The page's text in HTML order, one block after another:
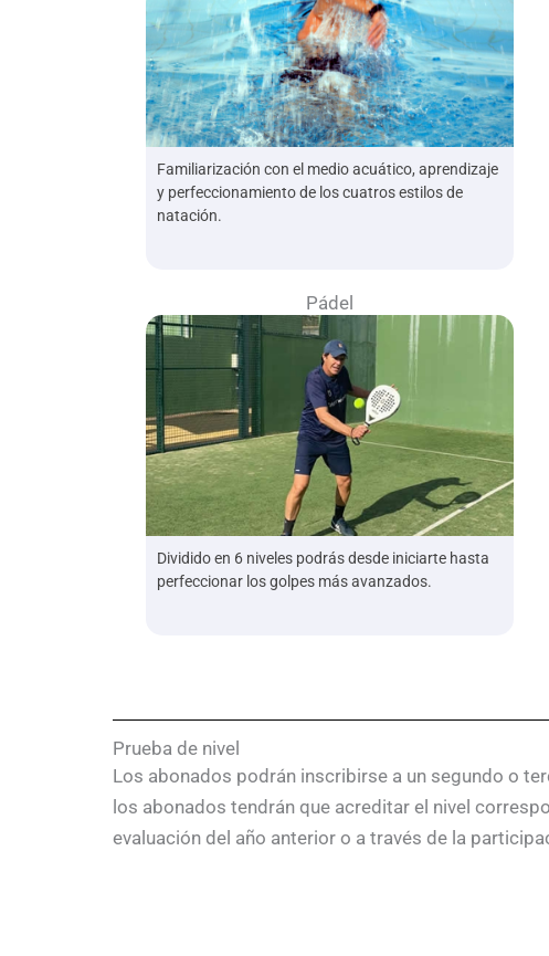
Familiarización con el medio acuático, aprendizaje
y perfeccionamiento de los cuatros estilos de
natación.
Pádel
Dividido en 6 niveles podrás desde iniciarte hasta
perfeccionar los golpes más avanzados.
Prueba de nivel
Los abonados podrán inscribirse a un segundo o
los abonados tendrán que acreditar el nivel
evaluación del año anterior o a través de la